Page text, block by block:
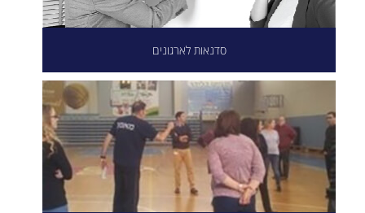
סדנאות לארגונים